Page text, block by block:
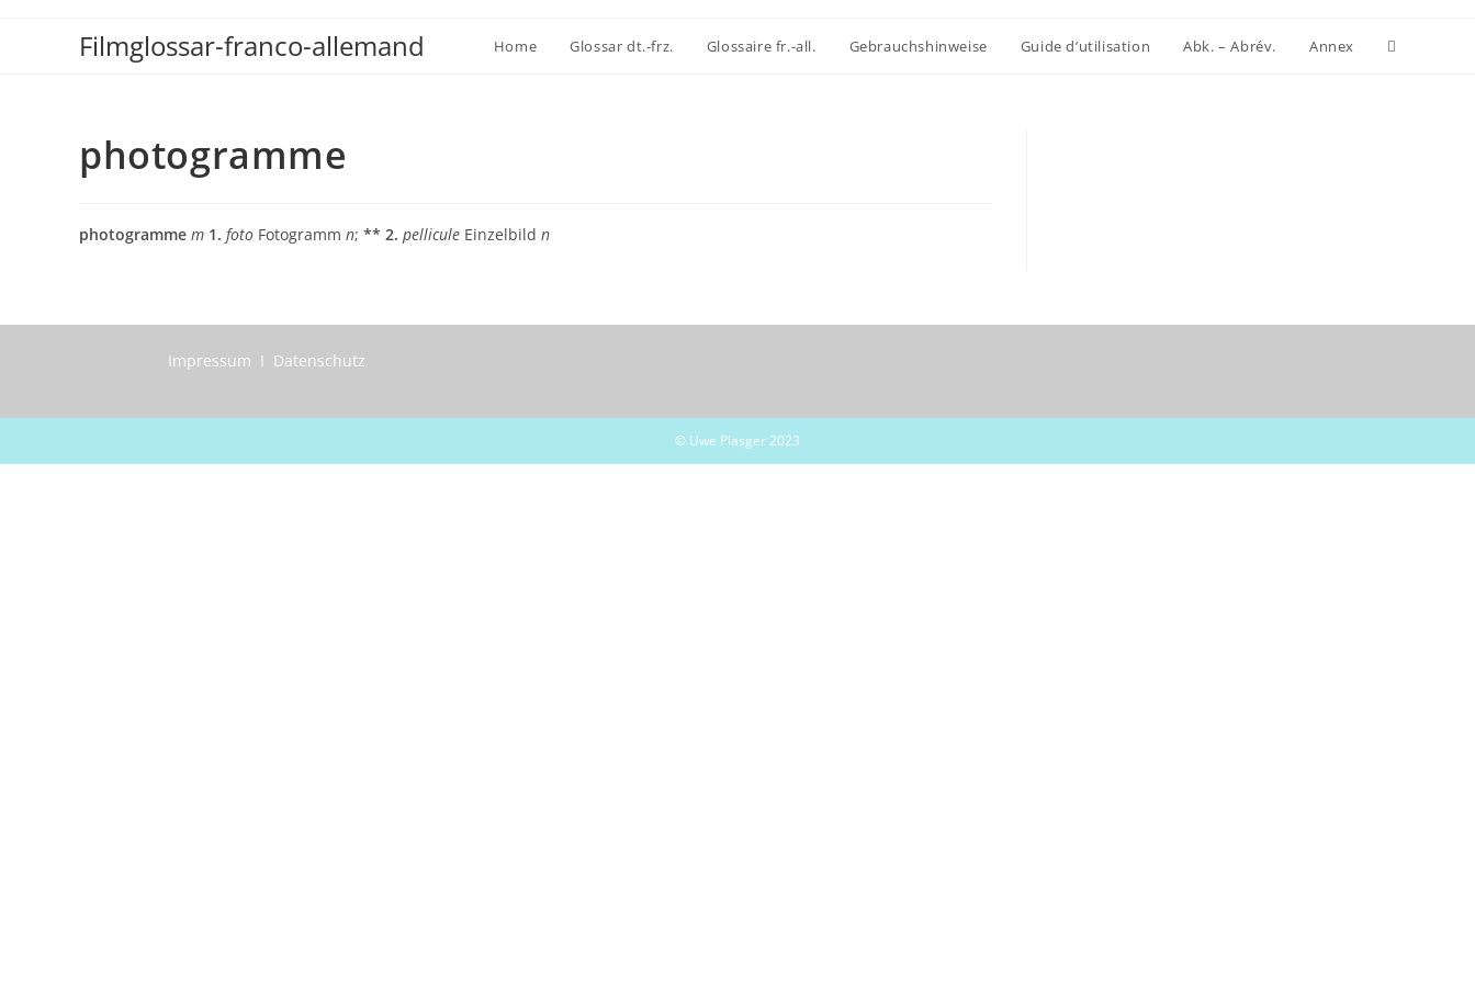
Filmglossar-franco-allemand Home Glossar dt.-frz. Glossaire fr.-all. Gebrauchshinweise Guide d’utilisation Abk. – Abrév. Annex Website-
photogramme
photogramme m 1. foto Fotogramm n; ** 2. pellicule Einzelbild n
Impressum I Datenschutz
© Uwe Plasger 2023